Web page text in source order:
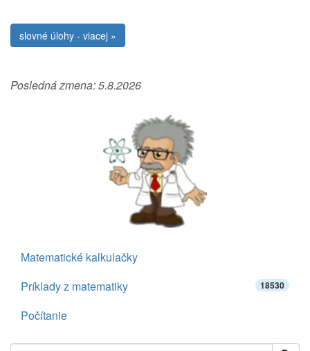
slovné úlohy - viacej »
Posledná zmena:5.8.2026
Matematické kalkulačky
Príklady z matematiky
18530
Počítanie